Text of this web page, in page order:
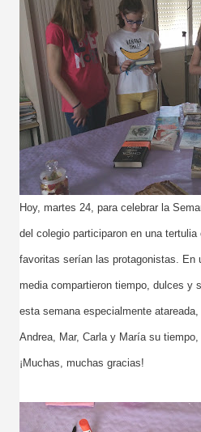
las bases: https://
Y8DsiTC9cpq8aPIKPhTGBiKR/
Hoy, martes 24, para celebrar la
del colegio participaron en una
favoritas serían las protagonistas. En
media compartieron tiempo, dulces y
esta semana especialmente
Andrea, Mar, Carla y María su tiempo,
¡Muchas, muchas gracias!